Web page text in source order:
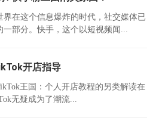
在这个信息爆炸的时代，社交媒体已
部分。快手，这个以短视频闻...
开店指导
王国：个人开店教程的另类解读在
无疑成为了潮流...